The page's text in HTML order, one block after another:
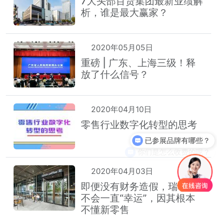
析，谁是最大赢家？
2020年05月05日
重磅 | 广东、上海三级！释
放了什么信号？
2020年04月10日
零售行业数字化转型的思考
2020年04月03日
即便没有财务造假，瑞幸也
不会一直“幸运”，因其根本
不懂新零售
已参展品牌有哪些？
你们是怎么收费的呢？